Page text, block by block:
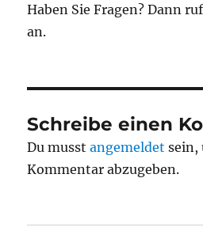
Haben Sie Fragen? Dann
an.
Schreibe einen
Du musstangemeldet sein,
Kommentar abzugeben.